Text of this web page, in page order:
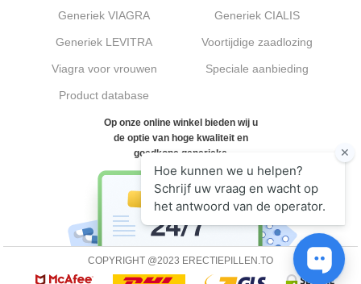
Generiek VIAGRA Generiek CIALIS
Generiek LEVITRA Voortijdige zaadlozing
Viagra voor vrouwen Speciale aanbieding
Product database
Op onze online winkel bieden wij u
de optie van hoge kwaliteit en
goedkope generieke
COPYRIGHT @2023 ERECTIEPILLEN.TO